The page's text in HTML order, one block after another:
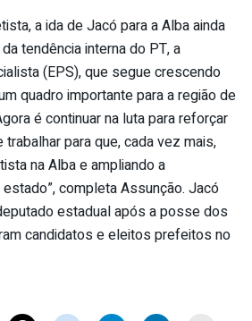
a ida de Jacó para a Alba ainda
tendência interna do PT, a
(EPS), que segue crescendo
quadro importante para a região de
é continuar na luta para reforçar
para que, cada vez mais,
na Alba e ampliando a
completa Assunção. Jacó
estadual após a posse dos
candidatos e eleitos prefeitos no